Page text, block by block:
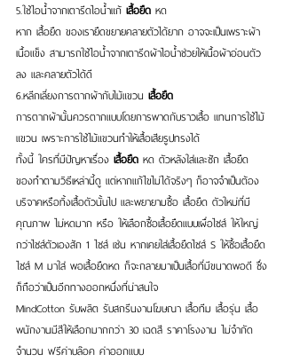
5.ใช้ไอน้ำจากเตารีดไอน้ำแก้ เสื้อยืด หด
หาก เสื้อยืด ของเรายืดขยายคลายตัวได้ยาก อาจจะเป็นเพราะผ้า
เนื้อแข็ง สามารถใช้ไอน้ำจากเตารีดผ้าไอน้ำช่วยให้เนื้อผ้าอ่อนตัว
ลง และคลายตัวได้ดี
6.หลีกเลี่ยงการตากผ้ากับไม้แขวน เสื้อยืด
การตากผ้านั้นควรตากแบบโดยการพาดกับราวเสื้อ แทนการใช้ไม้
แขวน เพราะการใช้ไม้แขวนทำให้เสื้อเสียรูปทรงได้
ทั้งนี้ ใครที่มีปัญหาเรื่อง เสื้อยืด หด ตัวหลังใส่และซัก เสื้อยืด
ของทำตามวิธีเหล่านี้ดู แต่หากแก้ไขไม่ได้จริงๆ ก็อาจจำเป็นต้อง
บริจาคหรือทิ้งเสื้อตัวนั้นไป และพยายามซื้อ เสื้อยืด ตัวใหม่ที่มี
คุณภาพ ไม่หดมาก หรือ ให้เลือกซื้อเสื้อยืดแบบเผื่อไซส์ ให้ใหญ่
กว่าไซส์ตัวเองสัก 1 ไซส์ เช่น หากเคยใส่เสื้อยืดไซส์ S ให้ซื้อเสื้อยืด
ไซส์ M มาใส่ พอเสื้อยืดหด ก็จะกลายมาเป็นเสื้อที่มีขนาดพอดี ซึ่ง
ก็ถือว่าเป็นอีกทางออกหนึ่งที่น่าสนใจ
MindCotton รับผลิต รับสกรีนงานโฆษณา เสื้อทีม เสื้อรุ่น เสื้อ
พนักงานมีสีให้เลือกมากกว่า 30 เฉดสี ราคาโรงงาน ไม่จำกัด
จำนวน ฟรีค่าบล๊อค ค่าออกแบบ